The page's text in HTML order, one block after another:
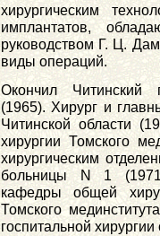
хирургическим
имплантатов,
руководством Г. Ц.
виды операций.
Окончил Читинский
(1965). Хирург и
Читинской области
хирургии Томского
хирургическим
больницы N 1
кафедры общей
Томского
госпитальной хирургии